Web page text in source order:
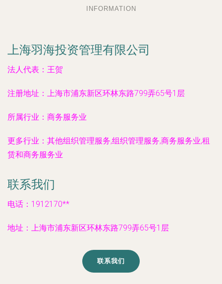
INFORMATION
上海羽海投资管理有限公司
法人代表： 王贺
注册地址： 上海市浦东新区环林东路799弄65号1层
所属行业： 商务服务业
更多行业： 其他组织管理服务,组织管理服务,商务服务业,租
赁和商务服务业
联系我们
电话：1912170**
地址：上海市浦东新区环林东路799弄65号1层
联系我们